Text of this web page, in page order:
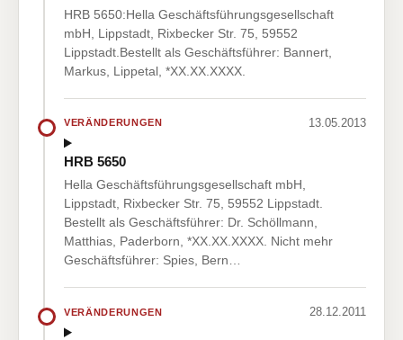
HRB 5650:Hella Geschäftsführungsgesellschaft
mbH, Lippstadt, Rixbecker Str. 75, 59552
Lippstadt.Bestellt als Geschäftsführer: Bannert,
Markus, Lippetal, *XX.XX.XXXX.
VERÄNDERUNGEN 13.05.2013
HRB 5650
Hella Geschäftsführungsgesellschaft mbH,
Lippstadt, Rixbecker Str. 75, 59552 Lippstadt.
Bestellt als Geschäftsführer: Dr. Schöllmann,
Matthias, Paderborn, *XX.XX.XXXX. Nicht mehr
Geschäftsführer: Spies, Bern…
VERÄNDERUNGEN 28.12.2011